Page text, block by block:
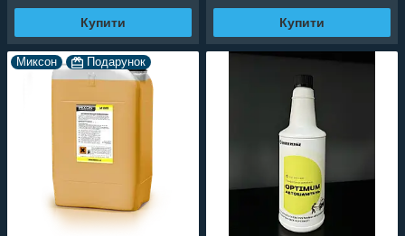
Купити Купити
Миксон Подарунок